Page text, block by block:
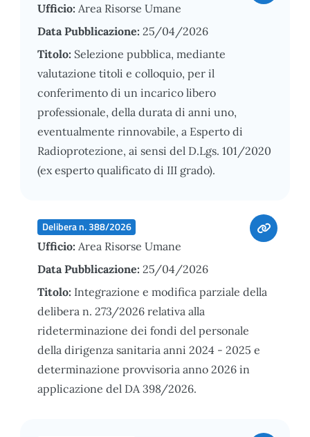
Ufficio: Area Risorse Umane
Data Pubblicazione: 25/04/2026
Titolo: Selezione pubblica, mediante
valutazione titoli e colloquio, per il
conferimento di un incarico libero
professionale, della durata di anni uno,
eventualmente rinnovabile, a Esperto di
Radioprotezione, ai sensi del D.Lgs. 101/2020
(ex esperto qualificato di III grado).
Delibera n. 388/2026
Ufficio: Area Risorse Umane
Data Pubblicazione: 25/04/2026
Titolo: Integrazione e modifica parziale della
delibera n. 273/2026 relativa alla
rideterminazione dei fondi del personale
della dirigenza sanitaria anni 2024 - 2025 e
determinazione provvisoria anno 2026 in
applicazione del DA 398/2026.